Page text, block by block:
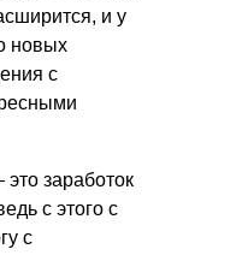
и у
новых
с
заработок
с этого с
с